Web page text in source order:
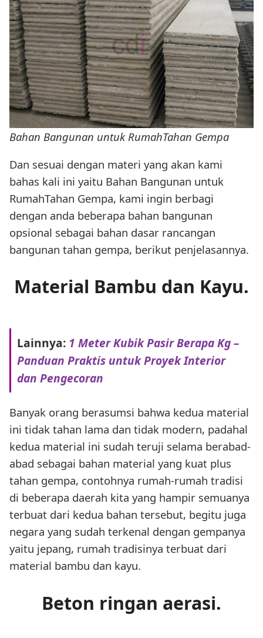
Bahan Bangunan untuk RumahTahan Gempa
Dan sesuai dengan materi yang akan kami
bahas kali ini yaitu Bahan Bangunan untuk
RumahTahan Gempa, kami ingin berbagi
dengan anda beberapa bahan bangunan
opsional sebagai bahan dasar rancangan
bangunan tahan gempa, berikut penjelasannya.
Material Bambu dan Kayu.
Lainnya: 1 Meter Kubik Pasir Berapa Kg –
Panduan Praktis untuk Proyek Interior
dan Pengecoran
Banyak orang berasumsi bahwa kedua material
ini tidak tahan lama dan tidak modern, padahal
kedua material ini sudah teruji selama berabad-
abad sebagai bahan material yang kuat plus
tahan gempa, contohnya rumah-rumah tradisi
di beberapa daerah kita yang hampir semuanya
terbuat dari kedua bahan tersebut, begitu juga
negara yang sudah terkenal dengan gempanya
yaitu jepang, rumah tradisinya terbuat dari
material bambu dan kayu.
Beton ringan aerasi.